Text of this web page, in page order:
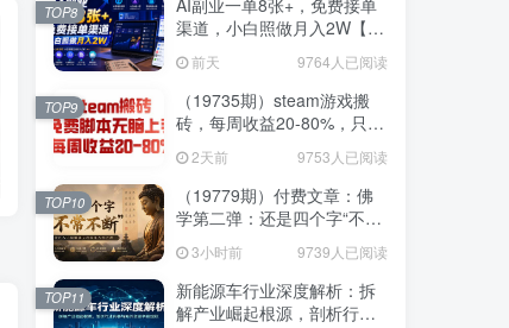
国学遇上AI！3分钟让国学视频破10万播放
渠道，小白照做月入2W【揭
前天 9764人已阅读
TOP8
（19735期）steam游戏搬
砖，每周收益20-80%，只需
万，零风险长期做
2天前 9753人已阅读
TOP9
（19779期）付费文章：佛
学第二弹：还是四个字“不常
果连续之理
3小时前 9739人已阅读
TOP10
新能源车行业深度解析：拆
解产业崛起根源，剖析行业
TOP11